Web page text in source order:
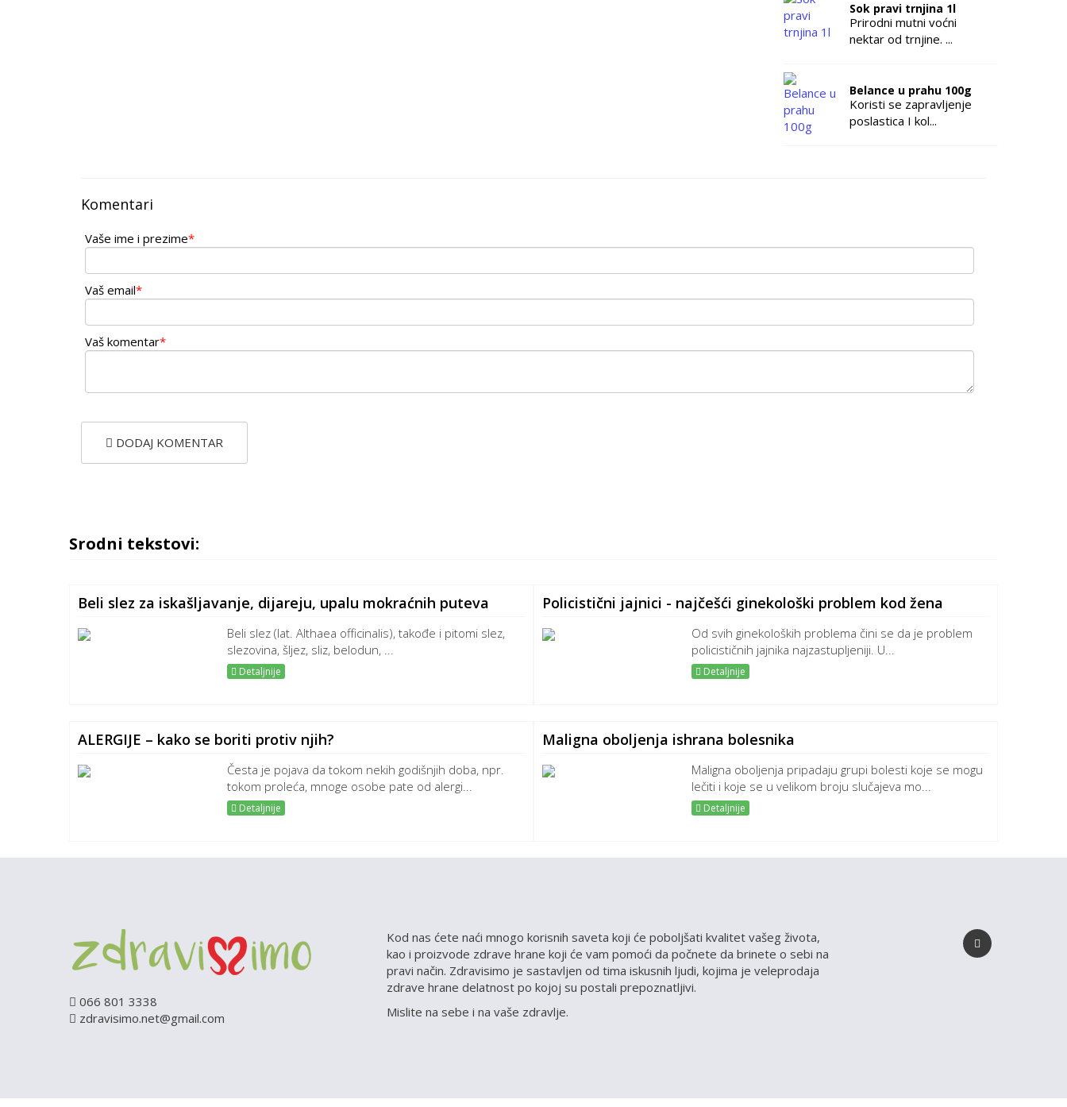
Sok pravi trnjina 1l
Prirodni mutni voćni
nektar od trnjine. ...
Belance u prahu 100g
Koristi se zapravljenje
poslastica I kol...
Komentari
Vaše ime i prezime*
Vaš email*
Vaš komentar*
DODAJ KOMENTAR
Srodni tekstovi:
Beli slez za iskašljavanje, dijareju, upalu mokraćnih puteva
Beli slez (lat. Althaea officinalis), takođe i pitomi slez,
slezovina, šljez, sliz, belodun, ...
Detaljnije
Policistični jajnici - najčešći ginekološki problem kod žena
Od svih ginekoloških problema čini se da je problem
policističnih jajnika najzastupljeniji. U...
Detaljnije
ALERGIJE – kako se boriti protiv njih?
Česta je pojava da tokom nekih godišnjih doba, npr.
tokom proleća, mnoge osobe pate od alergi...
Detaljnije
Maligna oboljenja ishrana bolesnika
Maligna oboljenja pripadaju grupi bolesti koje se mogu
lečiti i koje se u velikom broju slučajeva mo...
Detaljnije
066 801 3338
zdravisimo.net@gmail.com
Kod nas ćete naći mnogo korisnih saveta koji će poboljšati kvalitet vašeg života,
kao i proizvode zdrave hrane koji će vam pomoći da počnete da brinete o sebi na
pravi način. Zdravisimo je sastavljen od tima iskusnih ljudi, kojima je veleprodaja
zdrave hrane delatnost po kojoj su postali prepoznatljivi.
Mislite na sebe i na vaše zdravlje.